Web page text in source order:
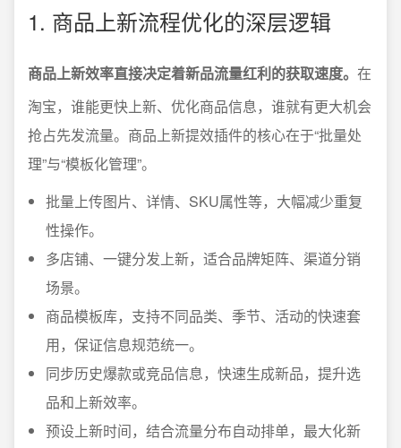
1. 商品上新流程优化的深层逻辑
商品上新效率直接决定着新品流量红利的获取速度。 在
淘宝，谁能更快上新、优化商品信息，谁就有更大机会
抢占先发流量。商品上新提效插件的核心在于“批量处
理”与“模板化管理”。
批量上传图片、详情、SKU属性等，大幅减少重复
性操作。
多店铺、一键分发上新，适合品牌矩阵、渠道分销
场景。
商品模板库，支持不同品类、季节、活动的快速套
用，保证信息规范统一。
同步历史爆款或竞品信息，快速生成新品，提升选
品和上新效率。
预设上新时间，结合流量分布自动排单，最大化新